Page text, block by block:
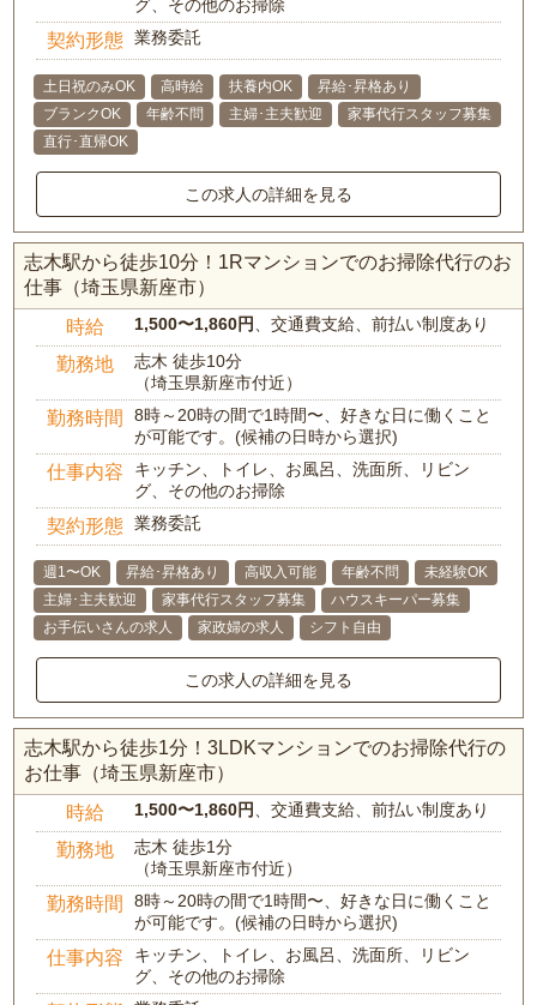
グ、その他のお掃除
契約形態 業務委託
土日祝のみOK 高時給 扶養内OK
昇給･昇格あり
ブランクOK
年齢不問 主婦･主夫歓迎
家事代行スタッフ募集
直行･直帰OK
この求人の詳細を見る
志木駅から徒歩10分！1Rマンションでのお掃除代行のお
仕事（埼玉県新座市）
時給 1,500〜1,860円 、交通費支給、前払い制度あり
勤務地
志木 徒歩10分
（埼玉県新座市付近）
勤務時間
8時～20時の間で1時間〜、好きな日に働くこと
が可能です。(候補の日時から選択)
仕事内容
キッチン、トイレ、お風呂、洗面所、リビン
グ、その他のお掃除
契約形態 業務委託
週1〜OK 昇給･昇格あり 高収入可能 年齢不問
未経験OK
主婦･主夫歓迎
家事代行スタッフ募集
ハウスキーパー募集
お手伝いさんの求人
家政婦の求人 シフト自由
この求人の詳細を見る
志木駅から徒歩1分！3LDKマンションでのお掃除代行の
お仕事（埼玉県新座市）
時給 1,500〜1,860円 、交通費支給、前払い制度あり
勤務地
志木 徒歩1分
（埼玉県新座市付近）
勤務時間
8時～20時の間で1時間〜、好きな日に働くこと
が可能です。(候補の日時から選択)
仕事内容
キッチン、トイレ、お風呂、洗面所、リビン
グ、その他のお掃除